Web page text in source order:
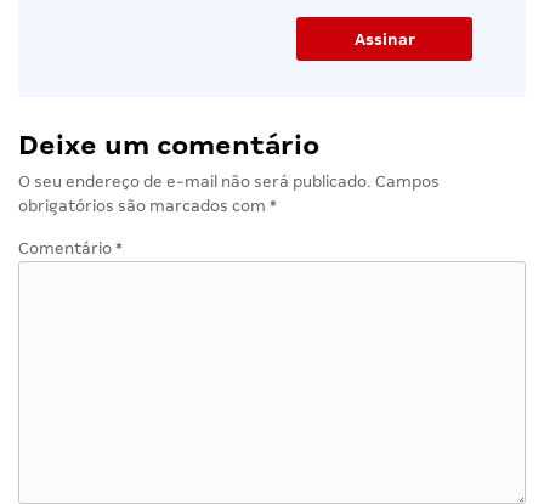
Deixe um comentário
O seu endereço de e-mail não será publicado. Campos
obrigatórios são marcados com *
Comentário *